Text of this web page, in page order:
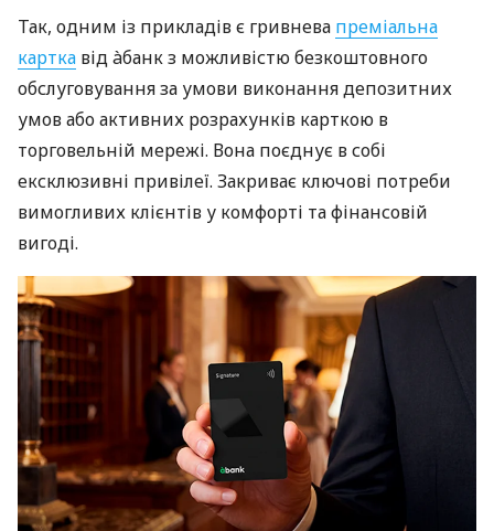
Так, одним із прикладів є гривнева преміальна
картка від àбанк з можливістю безкоштовного
обслуговування за умови виконання депозитних
умов або активних розрахунків карткою в
торговельній мережі. Вона поєднує в собі
ексклюзивні привілеї. Закриває ключові потреби
вимогливих клієнтів у комфорті та фінансовій
вигоді.